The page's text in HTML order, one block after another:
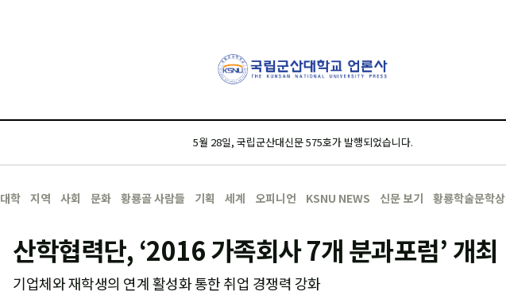
5월 28일, 국립군산대신문 575호가 발행되었습니다.
대학 지역 사회 문화 황룡골 사람들 기획 세계 오피니언 KSNU NEWS 신문 보기 황룡학술문학상
산학협력단, ‘2016 가족회사 7개 분과포럼’ 개최
기업체와 재학생의 연계 활성화 통한 취업 경쟁력 강화